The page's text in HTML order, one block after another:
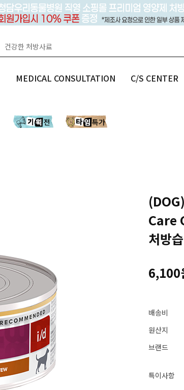
MEDICAL CONSULTATION C/S CENTER
Care
처방
6,100
배송비
원산지
브랜드
특이사항